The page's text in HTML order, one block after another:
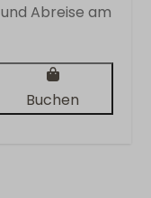
und Abreise am
Buchen